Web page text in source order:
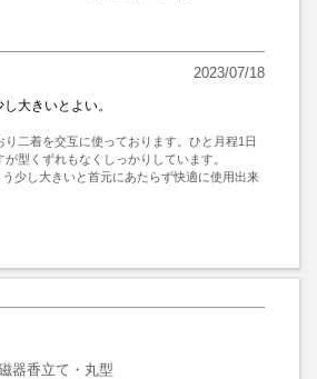
2023/07/18
大きいとよい。
二着を交互に使っております。ひと月程1日
型くずれもなくしっかりしています。
少し大きいと首元にあたらず快適に使用出来
器香立て・丸型